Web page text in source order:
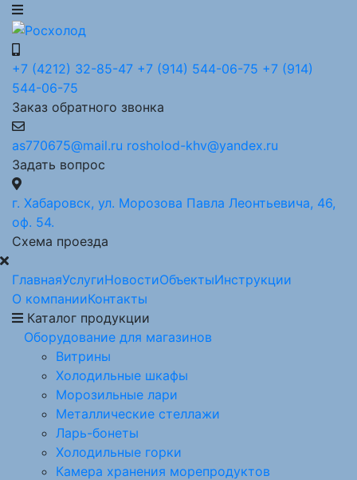
+7 (4212) 32-85-47 +7 (914) 544-06-75 +7 (914)
544-06-75
Заказ обратного звонка
as770675@mail.ru rosholod-khv@yandex.ru
Задать вопрос
г. Хабаровск, ул. Морозова Павла Леонтьевича, 46,
оф. 54.
Схема проезда
ГлавнаяУслугиНовостиОбъектыИнструкции
О компанииКонтакты
Каталог продукции
Оборудование для магазинов
Витрины
Холодильные шкафы
Морозильные лари
Металлические стеллажи
Ларь-бонеты
Холодильные горки
Камера хранения морепродуктов